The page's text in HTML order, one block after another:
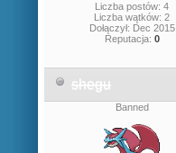
Liczba postów: 4
Liczba wątków: 2
Dołączył: Dec 2015
Reputacja: 0
shegu
Banned